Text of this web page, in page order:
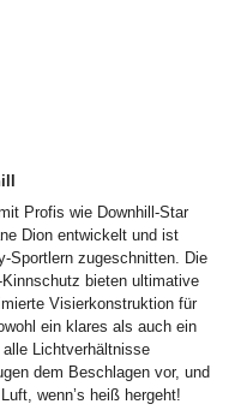
Profis wie Downhill-Star
Dion entwickelt und ist
Sportlern zugeschnitten. Die
bieten ultimative
Visierkonstruktion für
ein klares als auch ein
Lichtverhältnisse
dem Beschlagen vor, und
wenn’s heiß hergeht!